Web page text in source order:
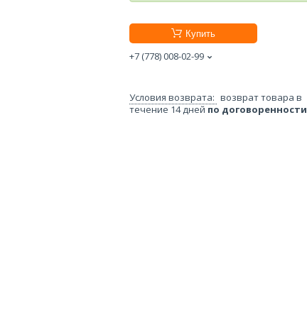
Купить
+7 (778) 008-02-99
возврат товара в
течение 14 дней по договоренности